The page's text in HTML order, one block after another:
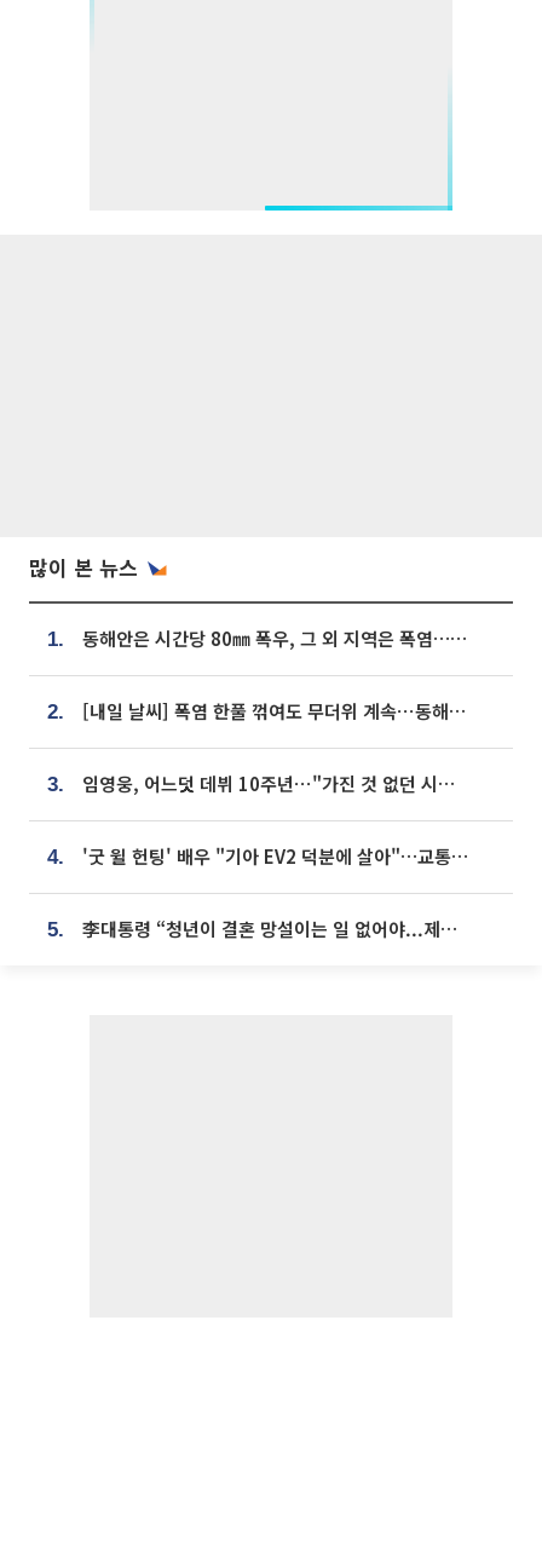
많이 본 뉴스
1. 동해안은 시간당 80㎜ 폭우, 그 외 지역은 폭염…‘극과 극 날씨’
2. [내일 날씨] 폭염 한풀 꺾여도 무더위 계속⋯동해안 이틀 연속 비
3. 임영웅, 어느덧 데뷔 10주년⋯"가진 것 없던 시절, 내 앞엔 20명의 팬뿐"
4. '굿 윌 헌팅' 배우 "기아 EV2 덕분에 살아"…교통사고 후 안전성 극찬
5. 李대통령 “청년이 결혼 망설이는 일 없어야...제도상 불이익 조사”